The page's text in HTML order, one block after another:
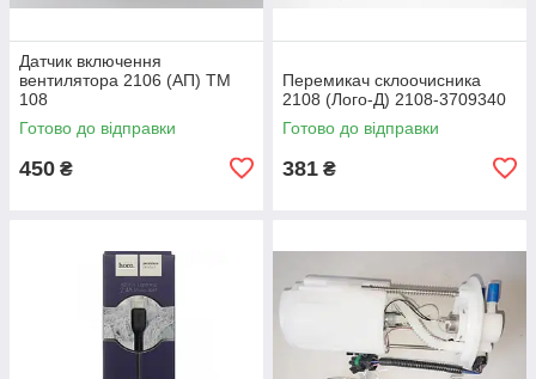
Датчик включення
вентилятора 2106 (АП) ТМ
108
Готово до відправки
450 ₴
Перемикач склоочисника
2108 (Лoго-Д) 2108-3709340
Готово до відправки
381 ₴